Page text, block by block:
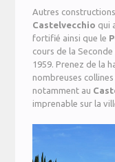
Autres
Castelvecchio qui
fortifié ainsi que le
cours de la
1959. Prenez de la
nombreuses
notamment au
imprenable sur la